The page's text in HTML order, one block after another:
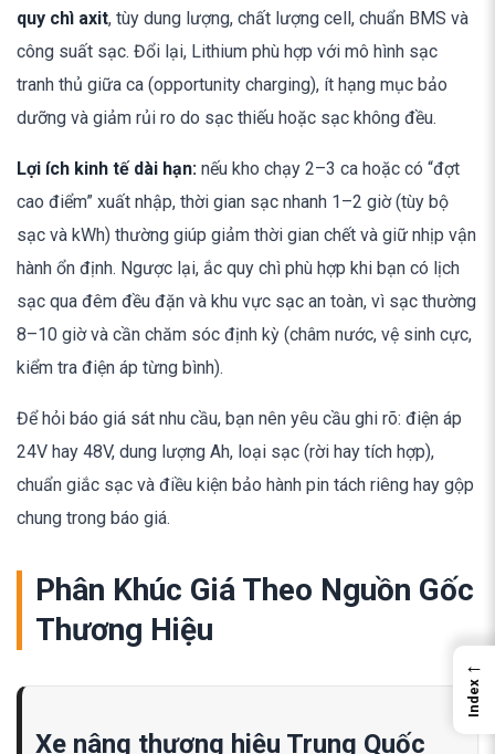
quy chì axit, tùy dung lượng, chất lượng cell, chuẩn BMS và
công suất sạc. Đổi lại, Lithium phù hợp với mô hình sạc
tranh thủ giữa ca (opportunity charging), ít hạng mục bảo
dưỡng và giảm rủi ro do sạc thiếu hoặc sạc không đều.
Lợi ích kinh tế dài hạn: nếu kho chạy 2–3 ca hoặc có “đợt
cao điểm” xuất nhập, thời gian sạc nhanh 1–2 giờ (tùy bộ
sạc và kWh) thường giúp giảm thời gian chết và giữ nhịp vận
hành ổn định. Ngược lại, ắc quy chì phù hợp khi bạn có lịch
sạc qua đêm đều đặn và khu vực sạc an toàn, vì sạc thường
8–10 giờ và cần chăm sóc định kỳ (châm nước, vệ sinh cực,
kiểm tra điện áp từng bình).
Để hỏi báo giá sát nhu cầu, bạn nên yêu cầu ghi rõ: điện áp
24V hay 48V, dung lượng Ah, loại sạc (rời hay tích hợp),
chuẩn giắc sạc và điều kiện bảo hành pin tách riêng hay gộp
chung trong báo giá.
Phân Khúc Giá Theo Nguồn Gốc
Thương Hiệu
Xe nâng thương hiệu Trung Quốc
←
Index